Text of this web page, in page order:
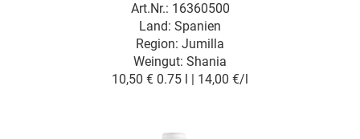
Art.Nr.: 16360500
Land: Spanien
Region: Jumilla
Weingut: Shania
10,50 € 0.75 l | 14,00 €/l